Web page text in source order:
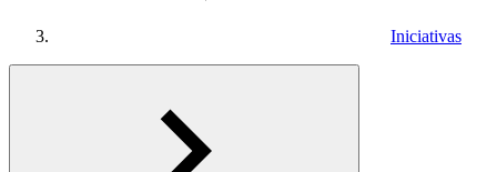
Iniciativas